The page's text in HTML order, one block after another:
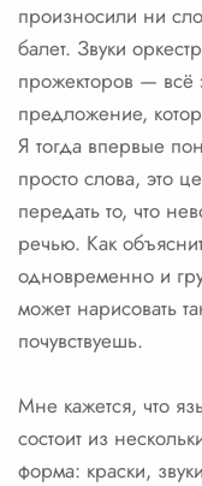
произносили ни
балет. Звуки
прожекторов — всё
предложение,
Я тогда впервые
просто слова, это
передать то, что
речью. Как
одновременно и
может нарисовать
почувствуешь.
Мне кажется, что
состоит из
форма: краски,